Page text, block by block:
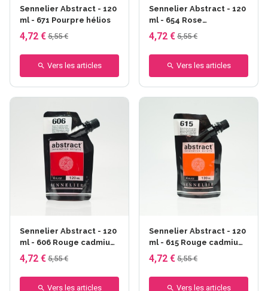
Sennelier Abstract - 120
ml - 671 Pourpre hélios
4,72 € 5,55 €
Vers les articles
Sennelier Abstract - 120
ml - 654 Rose
Fluorescent
4,72 € 5,55 €
Vers les articles
Sennelier Abstract - 120
ml - 606 Rouge cadmium
foncé
4,72 € 5,55 €
Vers les articles
Sennelier Abstract - 120
ml - 615 Rouge cadmium
orange
4,72 € 5,55 €
Vers les articles